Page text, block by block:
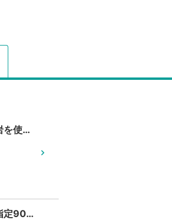
ジオぱく「伊豆の火山岩を使った苔のテラリウムを作ろう～火山が育んだ伊豆の山と自然～」
富士箱根伊豆国立公園指定90周年・伊豆半島エコツーリズム構想認定 記念シンポジウムを開催